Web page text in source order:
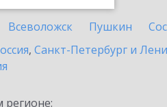
Всеволожск Пушкин
, Санкт-Петербург и